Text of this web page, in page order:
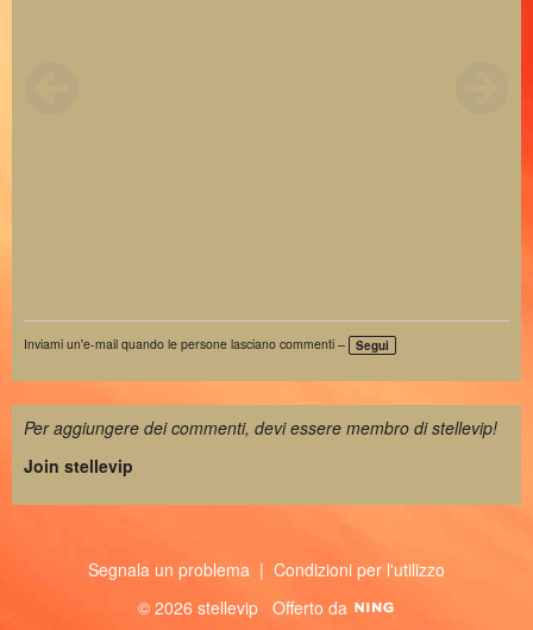
Inviami un'e-mail quando le persone lasciano commenti – Segui
Per aggiungere dei commenti, devi essere membro di stellevip!
Join stellevip
Segnala un problema | Condizioni per l'utilizzo
© 2026 stellevip Offerto da